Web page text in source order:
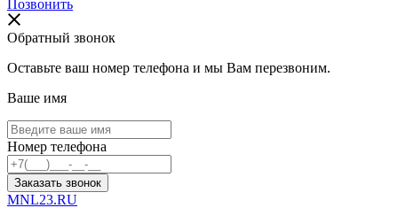
Позвонить
Обратный звонок
Оставьте ваш номер телефона и мы Вам перезвоним.
Ваше имя
Номер телефона
Заказать звонок
MNL23.RU